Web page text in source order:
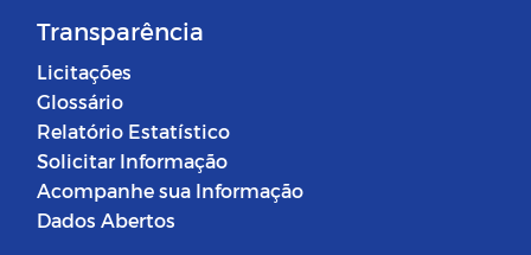
Transparência
Licitações
Glossário
Relatório Estatístico
Solicitar Informação
Acompanhe sua Informação
Dados Abertos